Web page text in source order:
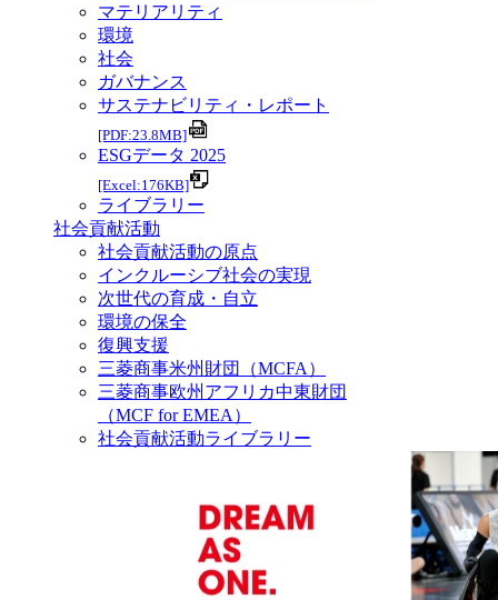
マテリアリティ
環境
社会
ガバナンス
サステナビリティ・レポート
[PDF:23.8MB]
ESGデータ 2025
[Excel:176KB]
ライブラリー
社会貢献活動
社会貢献活動の原点
インクルーシブ社会の実現
次世代の育成・自立
環境の保全
復興支援
三菱商事米州財団（MCFA）
三菱商事欧州アフリカ中東財団
（MCF for EMEA）
社会貢献活動ライブラリー